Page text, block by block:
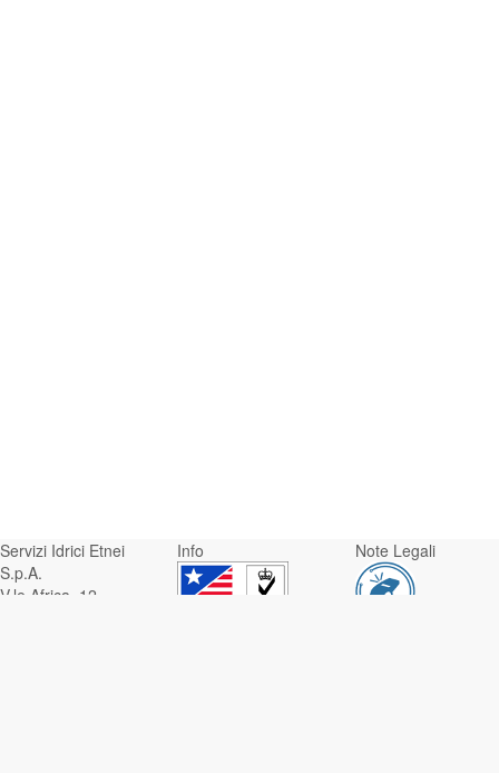
Servizi Idrici Etnei
S.p.A.
V.le Africa, 12 -
Info Note Legali